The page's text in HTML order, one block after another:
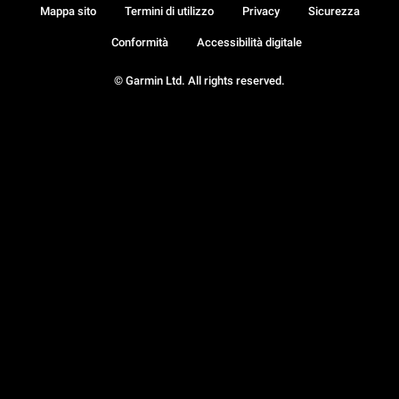
© Garmin Ltd. All rights reserved.
Mappa sito Termini di utilizzo Privacy Sicurezza
Conformità Accessibilità digitale